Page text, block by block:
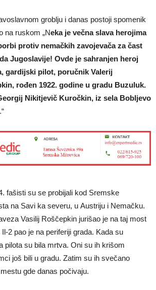
groblju i danas postoji spomenik
na ruskom „Neka je večna slava herojima
protiv nemačkih zavojevača za čast
Jugoslavije! Ovde je sahranjen heroj
gardijski pilot, poručnik Valerij
rođen 1922. godine u gradu Buzuluk.
Nikitjevič Kuročkin, iz sela Bobljevo
.“
fašisti su se probijali kod Sremske
na Savi ka severu, u Austriju i Nemačku.
Vasilij Roščepkin jurišao je na taj most
2 pao je na periferiji grada. Kada su
pilota su bila mrtva. Oni su ih krišom
još bili u gradu. Zatim su ih svečano
gde danas počivaju.